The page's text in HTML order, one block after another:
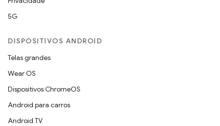
5G
DISPOSITIVOS ANDROID
Telas grandes
Wear OS
Dispositivos ChromeOS
Android para carros
Android TV